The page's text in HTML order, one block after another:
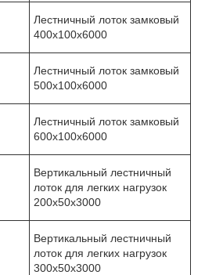
Лестничный лоток замковый
400х100х6000
Лестничный лоток замковый
500х100х6000
Лестничный лоток замковый
600х100х6000
Вертикальный лестничный
лоток для легких нагрузок
200х50х3000
Вертикальный лестничный
лоток для легких нагрузок
300х50х3000